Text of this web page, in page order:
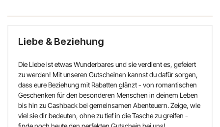
Liebe & Beziehung
Die Liebe ist etwas Wunderbares und sie verdient es, gefeiert
zu werden! Mit unseren Gutscheinen kannst du dafür sorgen,
dass eure Beziehung mit Rabatten glänzt - von romantischen
Geschenken für den besonderen Menschen in deinem Leben
bis hin zu Cashback bei gemeinsamen Abenteuern. Zeige, wie
viel sie dir bedeuten, ohne zu tief in die Tasche zu greifen -